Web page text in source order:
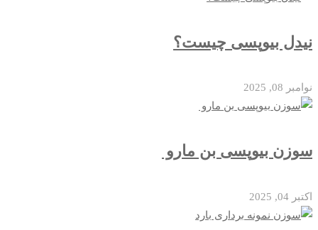
نیدل بیوپسی چیست؟
نوامبر 08, 2025
سوزن بیوپسی بن مارو
اکتبر 04, 2025